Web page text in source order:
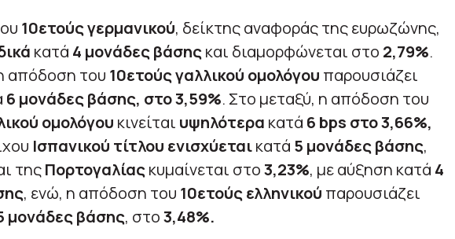
10ετούς γερμανικού, δείκτης αναφοράς της ευρωζώνης,
κατά 4 μονάδες βάσηςκαι διαμορφώνεται στο 2,79%.
απόδοση του 10ετούς γαλλικού ομολόγου παρουσιάζει
6 μονάδες βάσης, στο 3,59%. Στο μεταξύ, η απόδοση του
ομολόγου κινείται υψηλότερα κατά 6 bps στο 3,66%,
Ισπανικού τίτλου ενισχύεταικατά 5 μονάδες βάσης,
τηςΠορτογαλίαςκυμαίνεται στο3,23%, με αύξηση κατά 4
, ενώ, η απόδοση του 10ετούς ελληνικού παρουσιάζει
μονάδες βάσης, στο3,48%.